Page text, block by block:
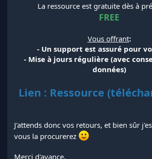
La ressource est gratuite dès à
FREE
Vous offrant:
- Un support est assuré pour
- Mise à jours régulière (avec
données)
Lien : Ressource
J'attends donc vos retours, et bien sûr
vous la procurerez
Merci d'avance,